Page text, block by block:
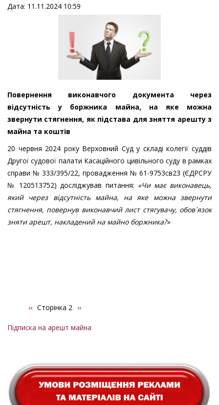
Дата: 11.11.2024 10:59
Повернення виконавчого документа через
відсутність у боржника майна, на яке можна
звернути стягнення, як підстава для зняття арешту з
майна та коштів
20 червня 2024 року Верховний Суд у складі колегії суддів
Другої судової палати Касаційного цивільного суду в рамках
справи № 333/395/22, провадження № 61-9753св23 (ЄДРСРУ
№ 120513752) досліджував питання: «Чи має виконавець,
який через відсутність майна, на яке можна звернути
стягнення, повернув виконавчий лист стягувачу, обов`язок
зняти арешт, накладений на майно боржника?»
Розбивка
сторінки
Попередня
‹‹ Сторінка 2 Наступна
››
Підписка на арешт майна